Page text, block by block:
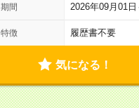
期間 2026年09月01
特徴 履歴書不要
気になる！